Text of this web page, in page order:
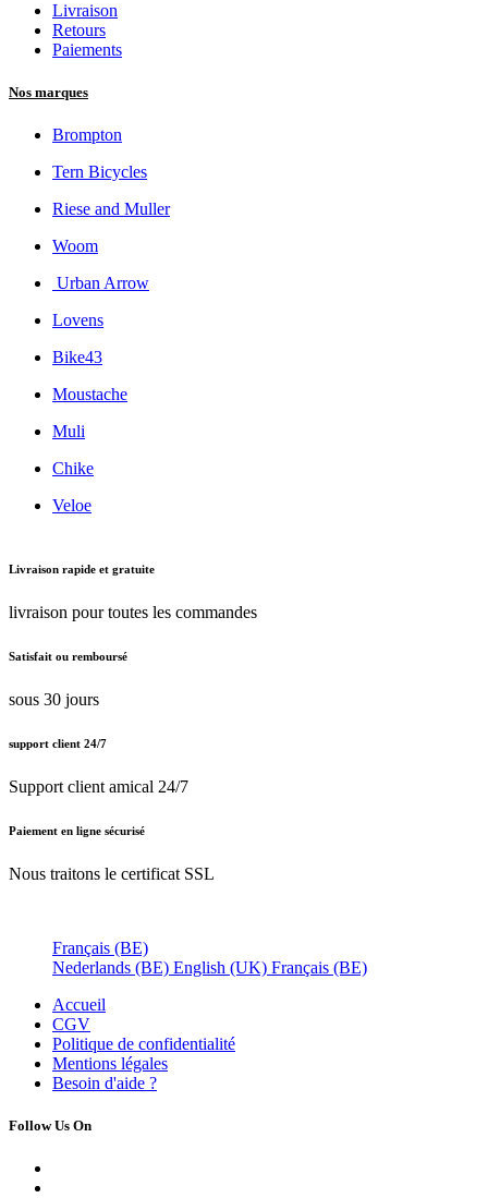
Livraison
Retours
Paiements
Nos marques
Brompton
Tern Bicycles
Riese and Muller
Woom
Urban Arrow
Lovens
Bike43
Moustache
Muli
Chike
Veloe
Livraison rapide et gratuite
livraison pour toutes les commandes
Satisfait ou remboursé
sous 30 jours
support client 24/7
Support client amical 24/7
Paiement en ligne sécurisé
Nous traitons le certificat SSL
Français (BE)
Nederlands (BE) English (UK) Français (BE)
Accueil
CGV
Politique de confidentialité
Mentions légales
Besoin d'aide ?
Follow Us On